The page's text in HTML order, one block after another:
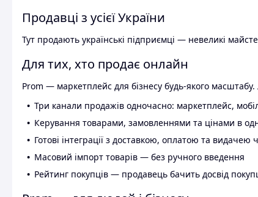
Продавці з усієї України
Тут продають українські підприємці — невеликі
Для тих, хто продає онлайн
Prom — маркетплейс для бізнесу будь-якого
Три канали продажів одночасно: маркетплейс,
Керування товарами, замовленнями та цінами в
Готові інтеграції з доставкою, оплатою та видачею
Масовий імпорт товарів — без ручного введення
Рейтинг покупців — продавець бачить досвід